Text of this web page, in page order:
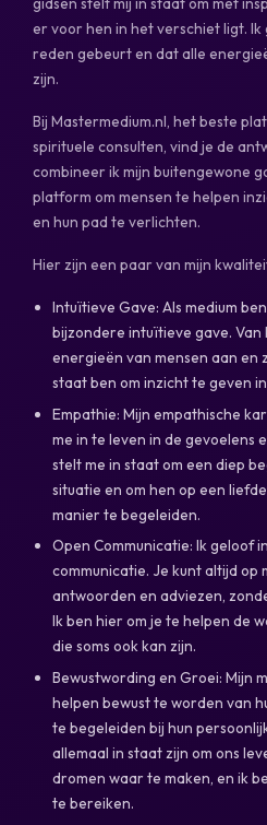
er voor hen in het verschiet ligt.
reden gebeurt en dat alle
zijn.
Bij Mastermedium.nl, het beste
spirituele consulten, vind je de
combineer ik mijn buitengewone
platform om mensen te helpen
en hun pad te verlichten.
Hier zijn een paar van mijn
Intuïtieve Gave: Als medium
bijzondere intuïtieve gave. Van
energieën van mensen aan en
staat ben om inzicht te geven
Empathie: Mijn empathische
me in te leven in de gevoelens
stelt me in staat om een diep
situatie en om hen op een
manier te begeleiden.
Open Communicatie: Ik geloof
communicatie. Je kunt altijd op
antwoorden en adviezen,
Ik ben hier om je te helpen de
die soms ook kan zijn.
Bewustwording en Groei: Mijn
helpen bewust te worden van
te begeleiden bij hun
allemaal in staat zijn om ons
dromen waar te maken, en ik
te bereiken.